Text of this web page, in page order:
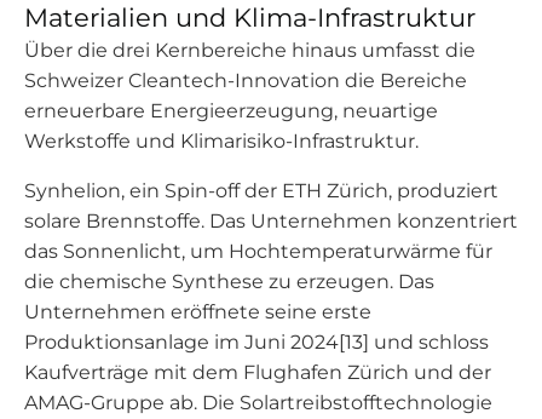
Materialien und Klima-Infrastruktur
Über die drei Kernbereiche hinaus umfasst die
Schweizer Cleantech-Innovation die Bereiche
erneuerbare Energieerzeugung, neuartige
Werkstoffe und Klimarisiko-Infrastruktur.
Synhelion, ein Spin-off der ETH Zürich, produziert
solare Brennstoffe. Das Unternehmen konzentriert
das Sonnenlicht, um Hochtemperaturwärme für
die chemische Synthese zu erzeugen. Das
Unternehmen eröffnete seine erste
Produktionsanlage im Juni 2024[13] und schloss
Kaufverträge mit dem Flughafen Zürich und der
AMAG-Gruppe ab. Die Solartreibstofftechnologie